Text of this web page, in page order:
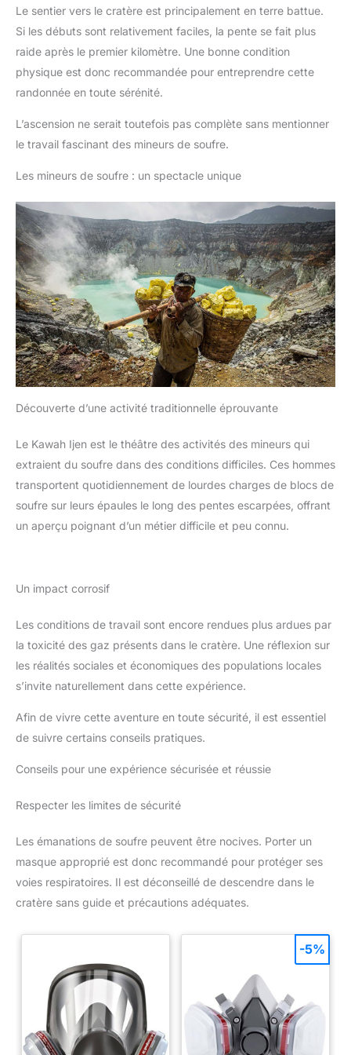
Le sentier vers le cratère est principalement en terre battue.
Si les débuts sont relativement faciles, la pente se fait plus
raide après le premier kilomètre. Une bonne condition
physique est donc recommandée pour entreprendre cette
randonnée en toute sérénité.
L’ascension ne serait toutefois pas complète sans mentionner
le travail fascinant des mineurs de soufre.
Les mineurs de soufre : un spectacle unique
Découverte d’une activité traditionnelle éprouvante
Le Kawah Ijen est le théâtre des activités des mineurs qui
extraient du soufre dans des conditions difficiles. Ces hommes
transportent quotidiennement de lourdes charges de blocs de
soufre sur leurs épaules le long des pentes escarpées, offrant
un aperçu poignant d’un métier difficile et peu connu.
Un impact corrosif
Les conditions de travail sont encore rendues plus ardues par
la toxicité des gaz présents dans le cratère. Une réflexion sur
les réalités sociales et économiques des populations locales
s’invite naturellement dans cette expérience.
Afin de vivre cette aventure en toute sécurité, il est essentiel
de suivre certains conseils pratiques.
Conseils pour une expérience sécurisée et réussie
Respecter les limites de sécurité
Les émanations de soufre peuvent être nocives. Porter un
masque approprié est donc recommandé pour protéger ses
voies respiratoires. Il est déconseillé de descendre dans le
cratère sans guide et précautions adéquates.
-5%